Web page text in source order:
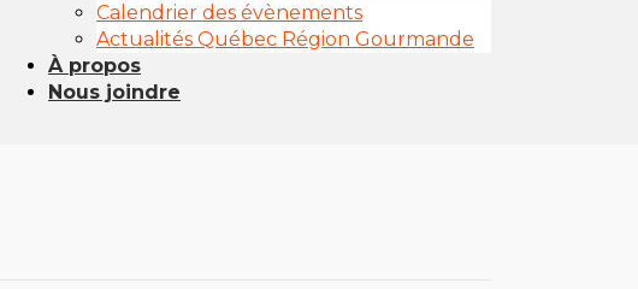
Calendrier des évènements
Actualités Québec Région Gourmande
À propos
Nous joindre